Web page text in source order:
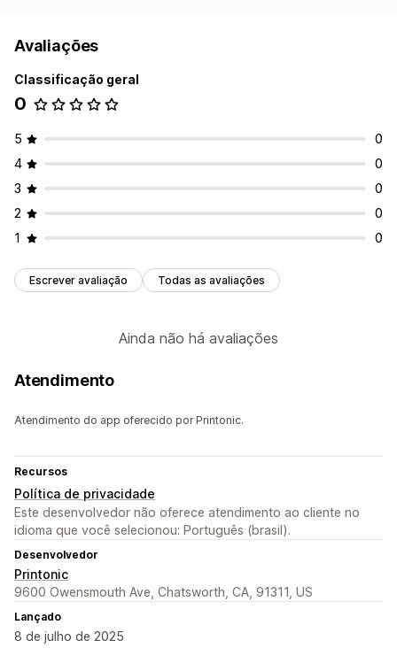
Avaliações
Classificação geral
0
5
0
4
0
3
0
2
0
1
0
Escrever avaliação Todas as avaliações
Ainda não há avaliações
Atendimento
Atendimento do app oferecido por Printonic.
Recursos
Política de privacidade
Este desenvolvedor não oferece atendimento ao cliente no
idioma que você selecionou: Português (brasil).
Desenvolvedor
Printonic
9600 Owensmouth Ave, Chatsworth, CA, 91311, US
Lançado
8 de julho de 2025